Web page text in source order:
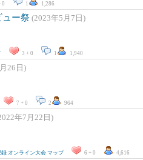
0 1 1,286
ュー祭 (2023年5月7日)
3 + 0 1 1,940
26日)
7 + 0 2 964
年7月22日)
録オンライン大会 マップ 6 + 0 4,616